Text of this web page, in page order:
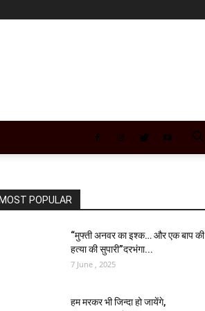
MOST POPULAR
“मुफ्ती अनवर का इश्क… और एक बाप की
हत्या की सुपारी”दरभंगा...
7 June , 2025
हम मरकर भी जिन्दा हो जायेंगे,